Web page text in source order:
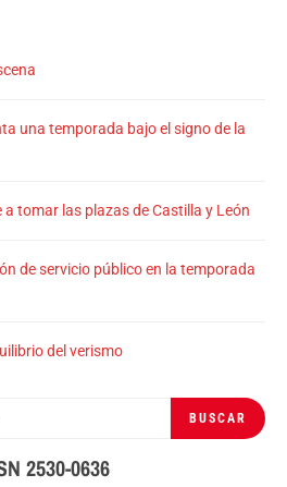
una temporada bajo el signo de la
tomar las plazas de Castilla y León
de servicio público en la temporada
del verismo
BUSCAR
2530-0636